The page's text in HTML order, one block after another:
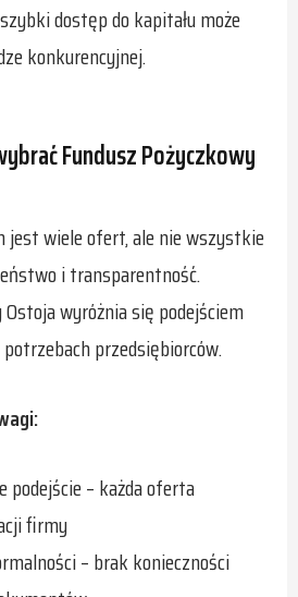
dostęp do kapitału może
konkurencyjnej.
Fundusz Pożyczkowy
jest wiele ofert, ale nie wszystkie
i transparentność.
wyróżnia się podejściem
przedsiębiorców.
podejście – każda oferta
firmy
– brak konieczności